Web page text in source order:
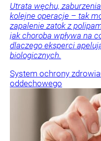
Utrata węchu,
kolejne operacje – tak
zapalenie zatok z
jak choroba wpływa na
dlaczego eksperci
biologicznych.
System ochrony zdrowia
oddechowego